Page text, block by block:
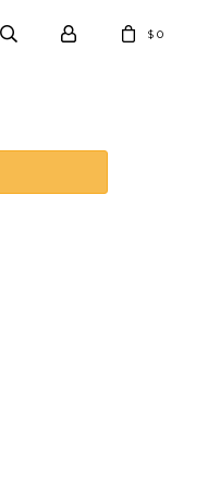
$ 0